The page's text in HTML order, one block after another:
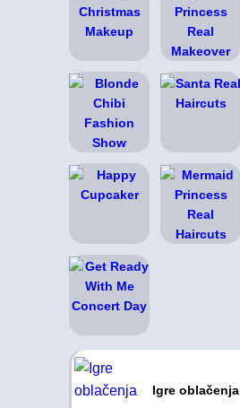
Igre oblačenja